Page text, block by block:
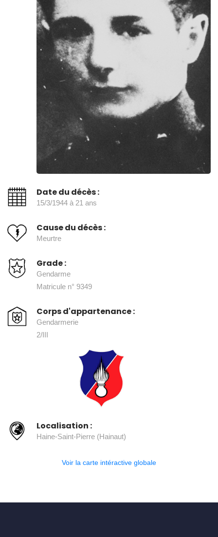
Date du décès :
15/3/1944 à 21 ans
Cause du décès :
Meurtre
Grade :
Gendarme
Matricule n° 9349
Corps d'appartenance :
Gendarmerie
2/III
Localisation :
Haine-Saint-Pierre (Hainaut)
Voir la carte intéractive globale